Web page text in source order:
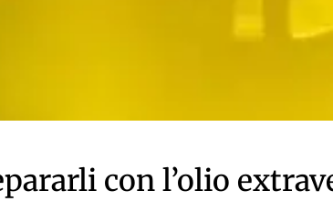
con l’olio